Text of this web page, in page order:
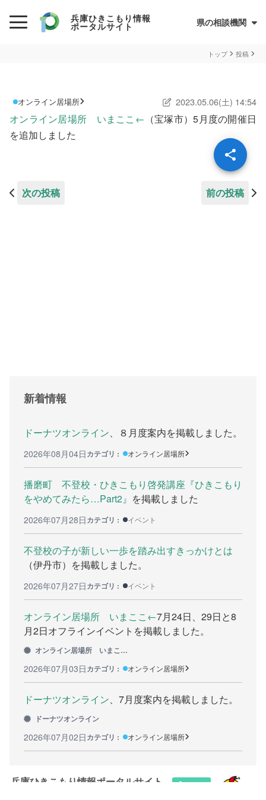
兵庫ひきこもり情報
ポータルサイト 県の相談機関
兵庫県ひきこもり総合支援センター
ひきこもり当事者のためのQ&A集
サイトについて
情報について
助成金等の情報
相談する前に
兵庫県ひきこもり総合支援センター
兵庫ひきこもり相談支援センター
カウンセリング機関
働く前に
ボランティアしたい方への情報
就職の相談や情報
学びたい方へ
研修や講座
全寮制の県立フリースクール
トップ 投稿
オンライン居場所 2023.05.06(土) 14:54
オンライン居場所 いまここ← （宝塚市）5月度の開催日
を追加しました
次の投稿 前の投稿
新着情報
ドーナツオンライン 、８月度案内を掲載しました。
2026年08月04日カテゴリ : オンライン居場所
播磨町 不登校・ひきこもり啓発講座『ひきこもり
をやめてみたら…Part2』 を掲載しました
2026年07月28日カテゴリ : イベント
不登校の子が新しい一歩を踏み出すきっかけとは
（伊丹市）を掲載しました。
2026年07月27日カテゴリ : イベント
オンライン居場所 いまここ←7月24日、29日と8
月2日オフラインイベントを掲載しました。
オンライン居場所 いまここ←
2026年07月03日カテゴリ : オンライン居場所
ドーナツオンライン 、7月度案内を掲載しました。
ドーナツオンライン
2026年07月02日カテゴリ : オンライン居場所
兵庫ひきこもり情報ポータルサイト